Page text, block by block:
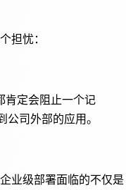
担忧：
定会阻止一个记
司外部的应用。
业级部署面临的不仅是